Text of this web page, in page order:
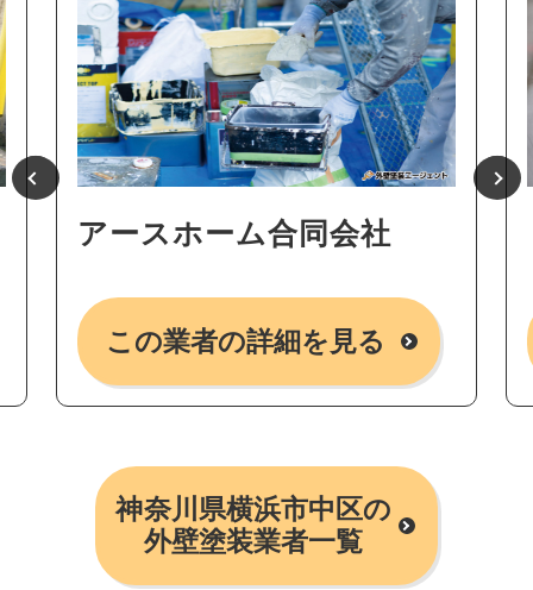
アースホーム合同会社
この業者の詳細を見る
神奈川県横浜市中区の
外壁塗装業者一覧